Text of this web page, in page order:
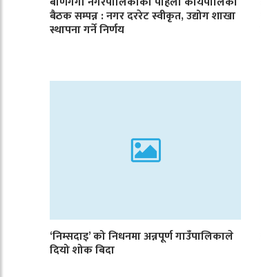
बैठक सम्पन्न : नगर दररेट स्वीकृत, उद्योग शाखा
स्थापना गर्ने निर्णय
‘निम्सदाइ’ को निधनमा अन्नपूर्ण गाउँपालिकाले
दियो शोक बिदा